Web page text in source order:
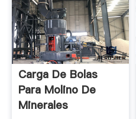
Carga De Bolas
Para Molino De
Minerales